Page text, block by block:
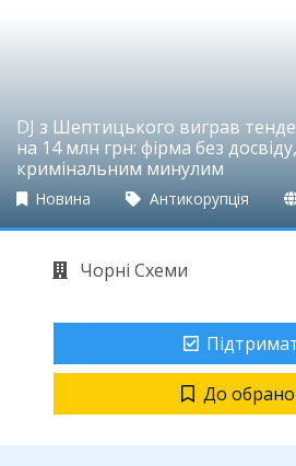
DJ з Шептицького виграв
на 14 млн грн: фірма без
кримінальним минулим
Новина Антикорупція
Чорні Схеми
До